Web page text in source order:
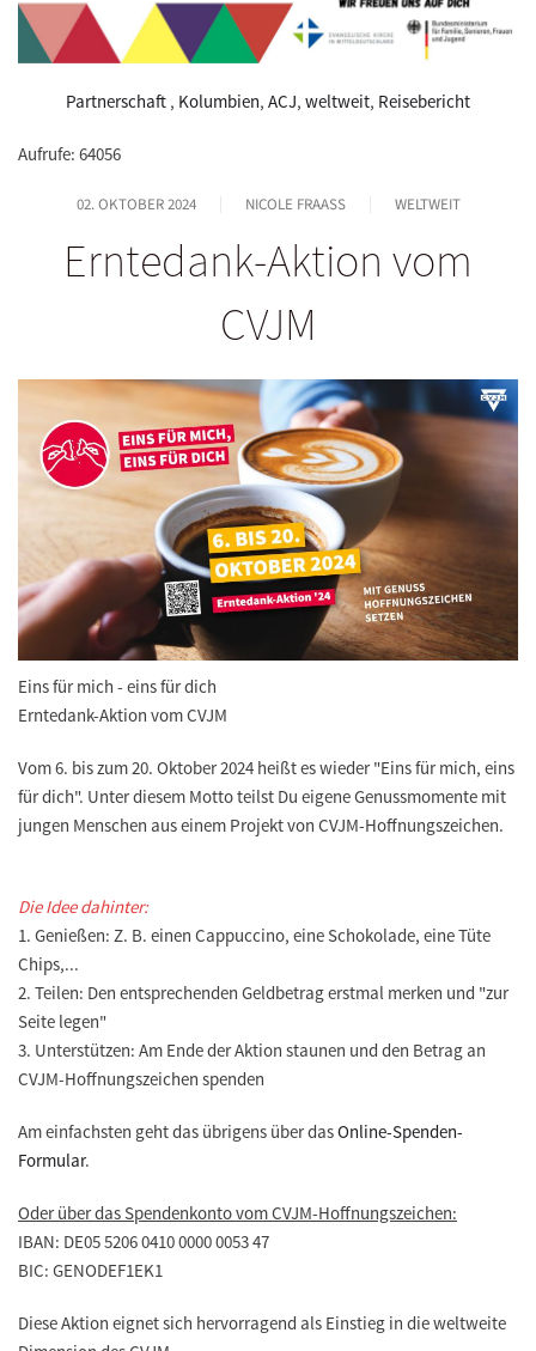
Partnerschaft , Kolumbien, ACJ, weltweit, Reisebericht
Aufrufe: 64056
02. OKTOBER 2024 NICOLE FRAASS WELTWEIT
Erntedank-Aktion vom
CVJM
Eins für mich - eins für dich
Erntedank-Aktion vom CVJM
Vom 6. bis zum 20. Oktober 2024 heißt es wieder "Eins für mich, eins
für dich". Unter diesem Motto teilst Du eigene Genussmomente mit
jungen Menschen aus einem Projekt von CVJM-Hoffnungszeichen.
Die Idee dahinter:
1. Genießen: Z. B. einen Cappuccino, eine Schokolade, eine Tüte
Chips,...
2. Teilen: Den entsprechenden Geldbetrag erstmal merken und "zur
Seite legen"
3. Unterstützen: Am Ende der Aktion staunen und den Betrag an
CVJM-Hoffnungszeichen spenden
Am einfachsten geht das übrigens über dasOnline-Spenden-
Formular.
Oder über das Spendenkonto vom CVJM-Hoffnungszeichen:
IBAN: DE05 5206 0410 0000 0053 47
BIC: GENODEF1EK1
Diese Aktion eignet sich hervorragend als Einstieg in die weltweite